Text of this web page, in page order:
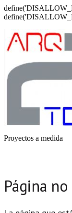
Proyectos a medida
Página